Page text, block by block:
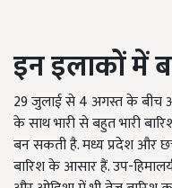
इन इलाकों में
29 जुलाई से 4 अगस्त के बीच
के साथ भारी से बहुत भारी
बन सकती है. मध्य प्रदेश और
बारिश के आसार हैं. उप-